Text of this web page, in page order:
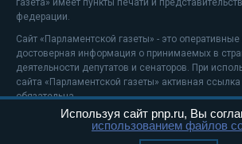
газета» имеет пункты печати и
федерации.
Сайт «Парламентской газеты» - это оперативные
достоверная информация о принимаемых в
деятельности депутатов и сенаторов. При
сайта «Парламентской газеты» активная ссылка
обязательна.
На информационном ресурсе применяются
Используя сайт pnp.ru, Вы
использованием файлов